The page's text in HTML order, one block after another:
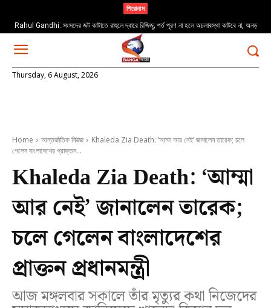
শিরোনাম
Rahul Gandhi: সংসদের জট কাটাতে রাহুলে দ্বারে রিজিজু; শর্ত পূরণ না হলে অচলাবস্থা কাটবে না, অনড়
বিরোধী দলনেতা
EPS: এমপ্লয়িজ পেনশন স্কিমে নজিরবিহীন বিলম্ব, উদ্বিগ্ন প্রবীণরা
Thursday, 6 August, 2026
Home আন্তর্জাতিক নিউজ
Khaleda Zia Death: ‘আম্মা আর নেই’ জানালেন তারেক; চলে
গেলেন বাংলাদেশের প্রাক্তন...
Khaleda Zia Death: ‘আম্মা
আর নেই’ জানালেন তারেক;
চলে গেলেন বাংলাদেশের
প্রাক্তন প্রধানমন্ত্রী
আজ মঙ্গলবার সকালে তাঁর মৃত্যুর কথা নিজেদের